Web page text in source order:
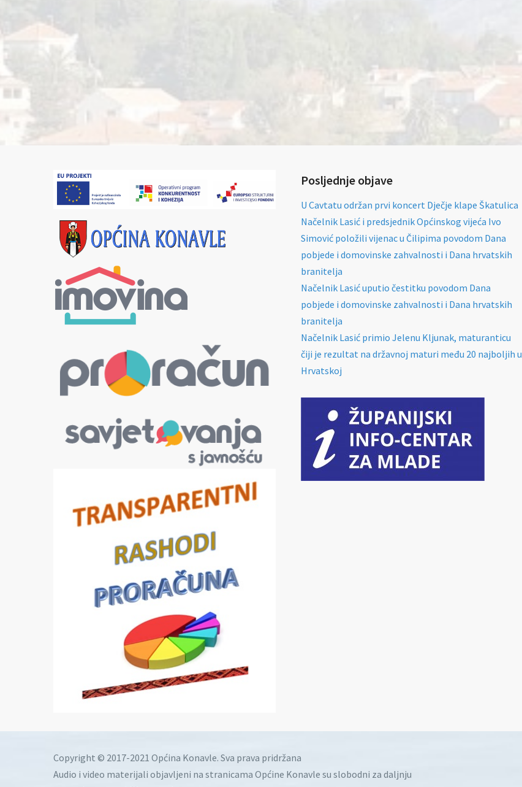
Posljednje objave
U Cavtatu održan prvi koncert Dječje klape Škatulica
Načelnik Lasić i predsjednik Općinskog vijeća Ivo
Simović položili vijenac u Čilipima povodom Dana
pobjede i domovinske zahvalnosti i Dana hrvatskih
branitelja
Načelnik Lasić uputio čestitku povodom Dana
pobjede i domovinske zahvalnosti i Dana hrvatskih
branitelja
Načelnik Lasić primio Jelenu Kljunak, maturanticu
čiji je rezultat na državnoj maturi među 20 najboljih u
Hrvatskoj
Copyright © 2017-2021 Općina Konavle. Sva prava pridržana
Audio i video materijali objavljeni na stranicama Općine Konavle su slobodni za daljnju